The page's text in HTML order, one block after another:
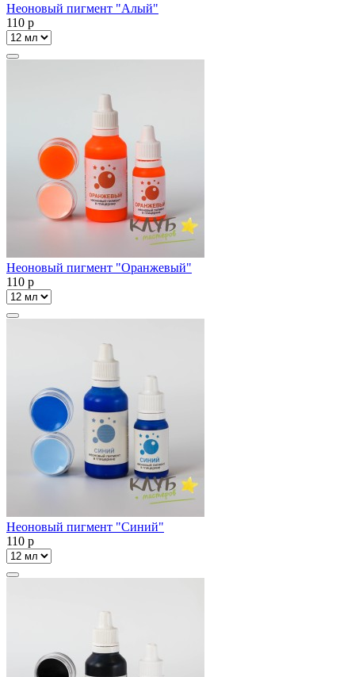
Неоновый пигмент "Алый"
110 p
Неоновый пигмент "Оранжевый"
110 p
Неоновый пигмент "Синий"
110 p